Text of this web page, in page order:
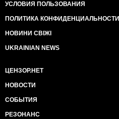
УСЛОВИЯ ПОЛЬЗОВАНИЯ
ПОЛИТИКА КОНФИДЕНЦИАЛЬНОСТИ
НОВИНИ СВІЖІ
UKRAINIAN NEWS
ЦЕНЗОР.НЕТ
НОВОСТИ
СОБЫТИЯ
РЕЗОНАНС